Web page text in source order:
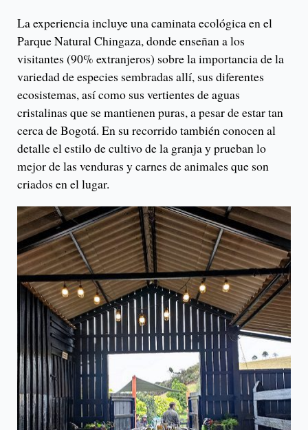
La experiencia incluye una caminata ecológica en el
Parque Natural Chingaza, donde enseñan a los
visitantes (90% extranjeros) sobre la importancia de la
variedad de especies sembradas allí, sus diferentes
ecosistemas, así como sus vertientes de aguas
cristalinas que se mantienen puras, a pesar de estar tan
cerca de Bogotá. En su recorrido también conocen al
detalle el estilo de cultivo de la granja y prueban lo
mejor de las venduras y carnes de animales que son
criados en el lugar.